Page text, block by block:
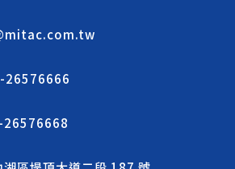
26576666
26576668